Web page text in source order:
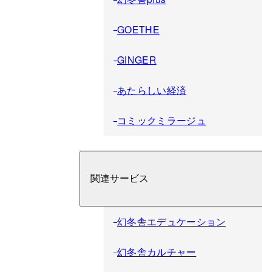
GOETHE
GINGER
あたらしい経済
コミックミラージュ
関連サービス
幻冬舎エデュケーション
幻冬舎カルチャー